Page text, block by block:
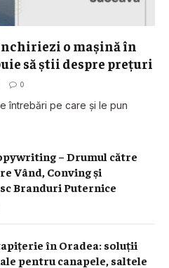
închiriezi o mașină în
să știi despre prețuri
0
întrebări pe care și le pun
– Drumul către
Vând, Conving și
Branduri Puternice
în Oradea: soluții
pentru canapele, saltele